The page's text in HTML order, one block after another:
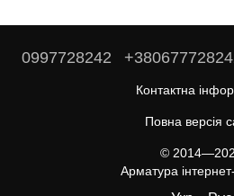
0997728242
Контактна
Повна версія
©
Арматура